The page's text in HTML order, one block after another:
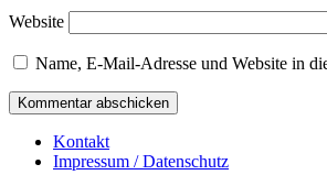
Website
Name, E-Mail-Adresse und Website in
Kontakt
Impressum / Datenschutz